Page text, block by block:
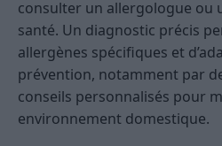
consulter un allergologue ou
santé. Un diagnostic précis
allergènes spécifiques et
prévention, notamment par
conseils personnalisés pour
environnement domestique.